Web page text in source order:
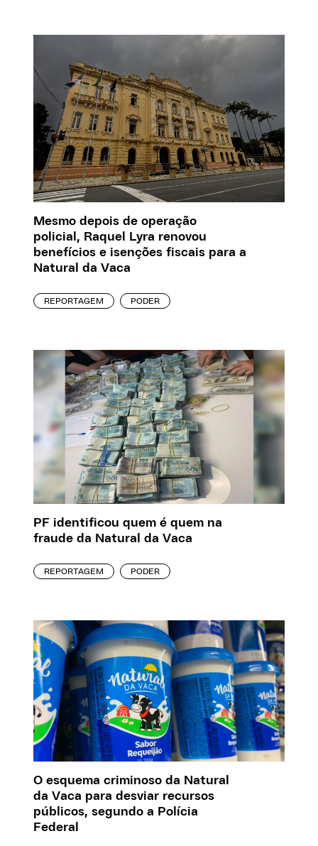
Mesmo depois de operação
policial, Raquel Lyra renovou
benefícios e isenções fiscais para a
Natural da Vaca
REPORTAGEM PODER
PF identificou quem é quem na
fraude da Natural da Vaca
REPORTAGEM PODER
O esquema criminoso da Natural
da Vaca para desviar recursos
públicos, segundo a Polícia
Federal